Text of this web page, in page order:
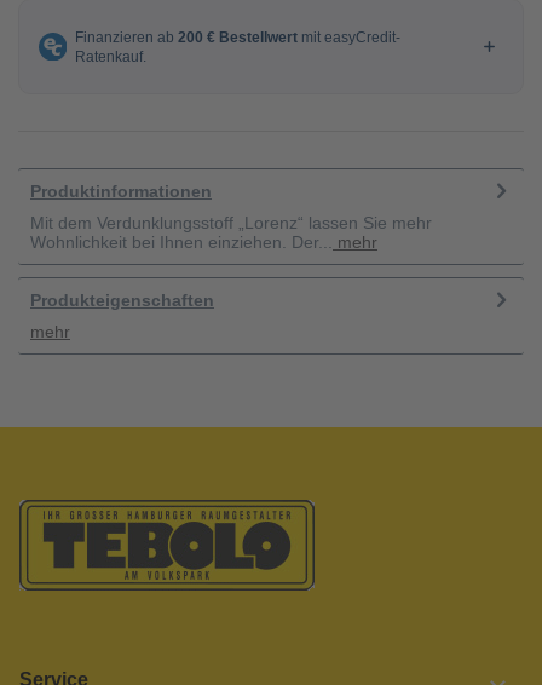
Produktinformationen
Mit dem Verdunklungsstoff „Lorenz“ lassen Sie mehr
Wohnlichkeit bei Ihnen einziehen. Der...
mehr
Produkteigenschaften
mehr
Service